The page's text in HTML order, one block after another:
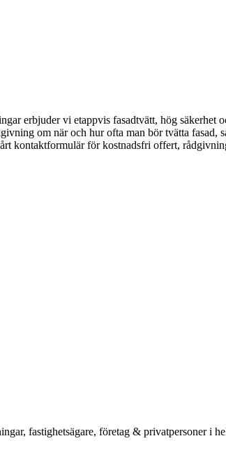
erbjuder vi etappvis fasadtvätt, hög säkerhet
om när och hur ofta man bör tvätta fasad,
kontaktformulär för kostnadsfri offert,
fastighetsägare, företag & privatpersoner i